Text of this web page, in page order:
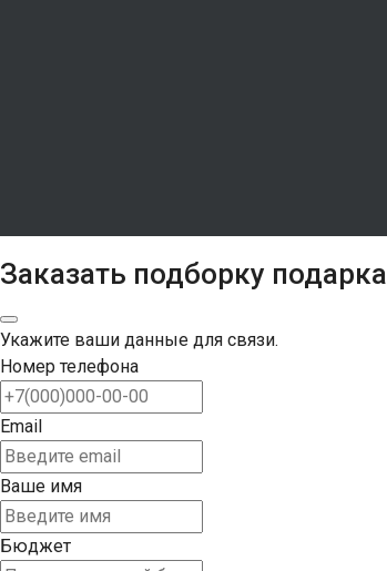
Заказать подборку подарка
Укажите ваши данные для связи.
Номер телефона
Email
Ваше имя
Бюджет